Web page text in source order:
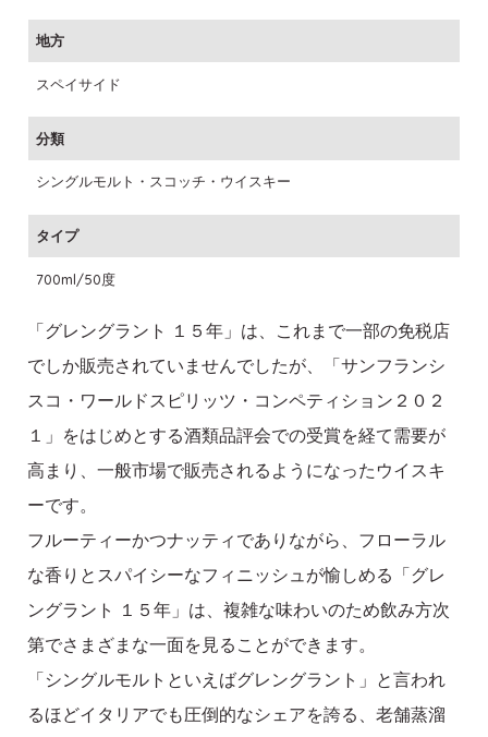
地方
スペイサイド
分類
シングルモルト・スコッチ・ウイスキー
タイプ
700ml/50度
「グレングラント １５年」は、これまで一部の免税店
でしか販売されていませんでしたが、「サンフランシ
スコ・ワールドスピリッツ・コンペティション２０２
１」をはじめとする酒類品評会での受賞を経て需要が
高まり、一般市場で販売されるようになったウイスキ
ーです。
フルーティーかつナッティでありながら、フローラル
な香りとスパイシーなフィニッシュが愉しめる「グレ
ングラント １５年」は、複雑な味わいのため飲み方次
第でさまざまな一面を見ることができます。
「シングルモルトといえばグレングラント」と言われ
るほどイタリアでも圧倒的なシェアを誇る、老舗蒸溜